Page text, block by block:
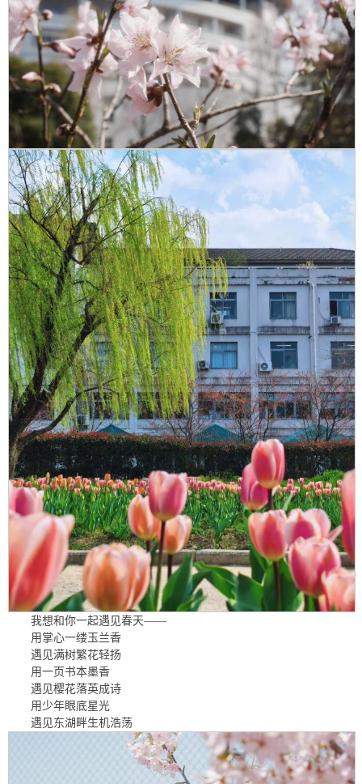
我想和你一起遇见春天——
用掌心一缕玉兰香
遇见满树繁花轻扬
用一页书本墨香
遇见樱花落英成诗
用少年眼底星光
遇见东湖畔生机浩荡